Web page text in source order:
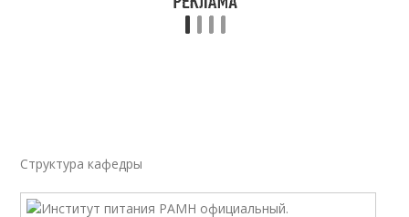
Структура кафедры